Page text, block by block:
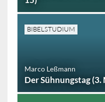
BIBELSTUDIUM
Marco Leßmann
Der Sühnungstag (3.